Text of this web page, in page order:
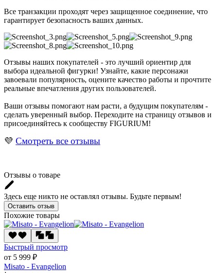
Все транзакции проходят через защищенное соединение, что
гарантирует безопасность ваших данных.
Отзывы наших покупателей - это лучший ориентир для
выбора идеальной фигурки! Узнайте, какие персонажи
завоевали популярность, оцените качество работы и прочтите
реальные впечатления других пользователей.
Ваши отзывы помогают нам расти, а будущим покупателям -
сделать уверенный выбор. Переходите на страницу отзывов и
присоединяйтесь к сообществу FIGURIUM!
💜 Смотреть все отзывы
Отзывы о товаре
Здесь еще никто не оставлял отзывы. Будьте первым!
Оставить отзыв
Похожие товары
Быстрый просмотр
от 5 999 ₽
Misato - Evangelion